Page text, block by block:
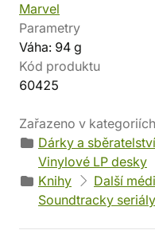
Marvel
Parametry
Váha: 94 g
Kód produktu
60425
Zařazeno v kategoriích
Dárky a sběratelství
Vinylové LP desky
Knihy
Další
Soundtracky